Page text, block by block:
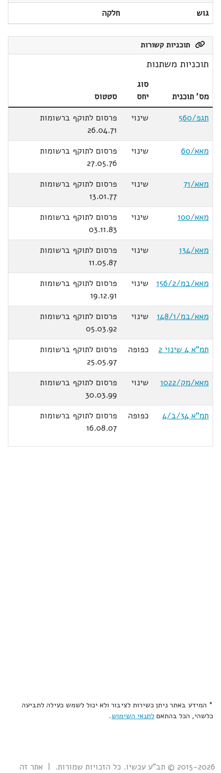
גוש חלקה
תוכניות קשורות
תוכניות משתנות
מס' תוכנית
סוג
יחס
סטטוס
תגפ/560
שינוי
פרסום לתוקף ברשומות
26.04.71
מאא/60
שינוי
פרסום לתוקף ברשומות
27.05.76
מאא/71
שינוי
פרסום לתוקף ברשומות
13.01.77
מאא/100
שינוי
פרסום לתוקף ברשומות
03.11.83
מאא/134
שינוי
פרסום לתוקף ברשומות
11.05.87
מאא/במ/156/2
שינוי
פרסום לתוקף ברשומות
19.12.91
מאא/במ/148/1
שינוי
פרסום לתוקף ברשומות
05.03.92
תמ"א 4 שינוי 2
כפופה
פרסום לתוקף ברשומות
25.05.97
מאא/מק/1022
שינוי
פרסום לתוקף ברשומות
30.03.99
תמ"א 34/ב/4
כפופה
פרסום לתוקף ברשומות
16.08.07
* המידע באתר ניתן כשירות לציבור ולא יכול לשמש כעילה לתביעה
כלשהי, הכל בהתאם לתנאי השימוש.
2015-2026 © תב"ע עכשיו. כל הזכויות שמורות. | אתר זה